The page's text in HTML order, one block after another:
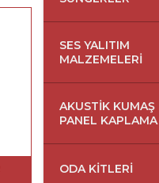
SES YALITIM
MALZEMELERI
AKUSTIK KUMAŞ
PANEL KAPLAMA
ODA KITLERI